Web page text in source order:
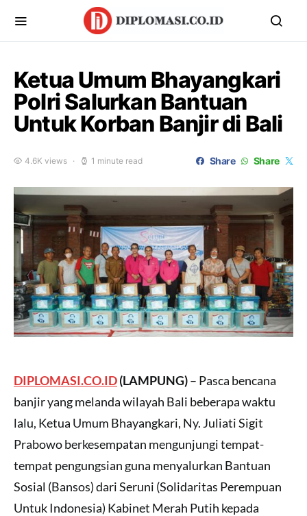
Ketua Umum Bhayangkari
Polri Salurkan Bantuan
Untuk Korban Banjir di Bali
4.6K views 1 minute read Share Share
DIPLOMASI.CO.ID(LAMPUNG)– Pasca bencana
banjir yang melanda wilayah Bali beberapa waktu
lalu, Ketua Umum Bhayangkari, Ny. Juliati Sigit
Prabowo berkesempatan mengunjungi tempat-
tempat pengungsian guna menyalurkan Bantuan
Sosial (Bansos) dari Seruni (Solidaritas Perempuan
Untuk Indonesia) Kabinet Merah Putih kepada